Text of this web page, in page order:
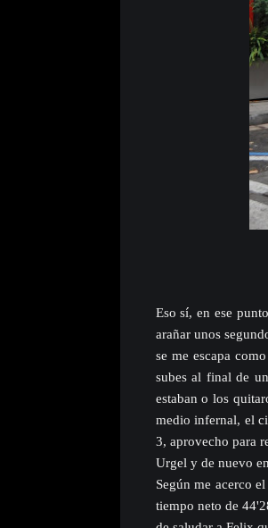
Eso sí, en ese
arañar unos
se me escapa
subes al final de
estaban o los
medio infernal, el
3, aprovecho para
Urgel y de nuevo
Según me acerco
tiempo neto de